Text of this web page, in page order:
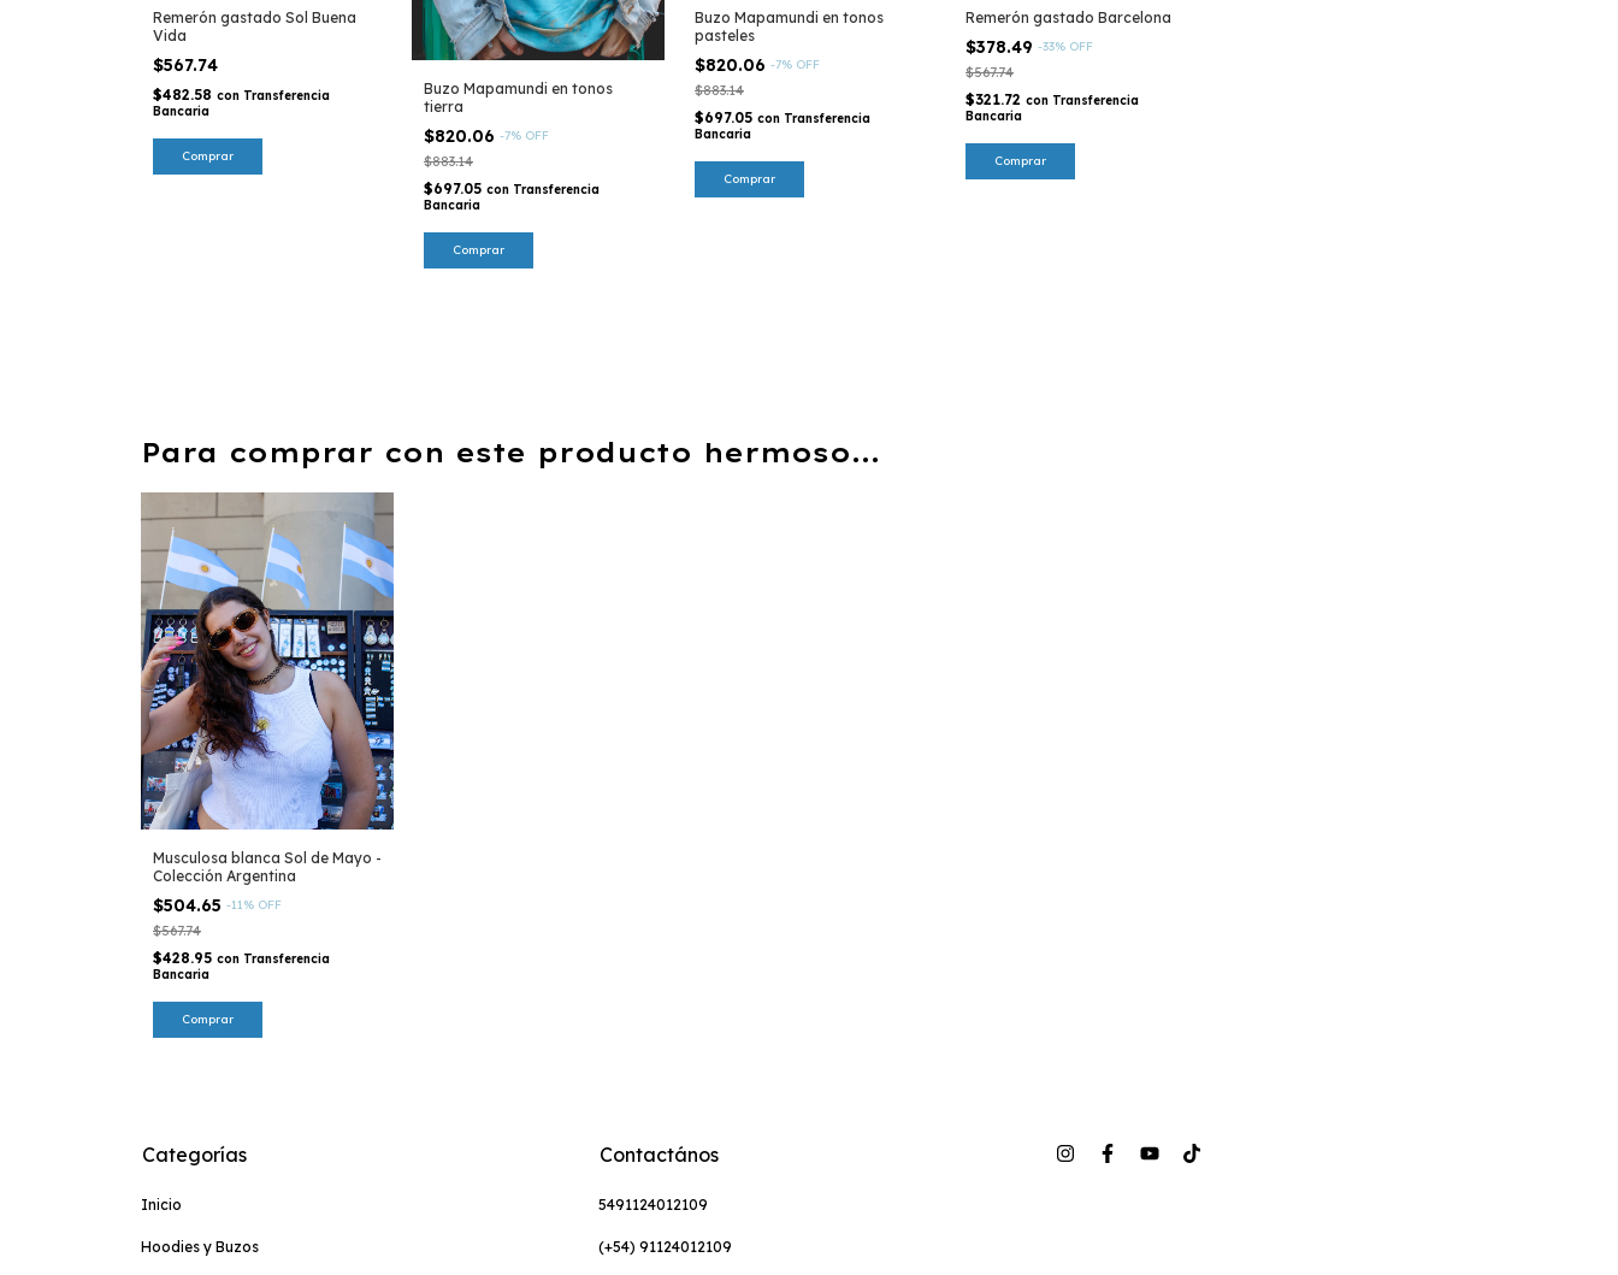
Remerón gastado Sol Buena
Vida
$567.74
$482.58 con Transferencia
Bancaria
Buzo Mapamundi en tonos
tierra
$820.06 -7% OFF
$883.14
$697.05 con Transferencia
Bancaria
Comprar
Buzo Mapamundi en tonos
pasteles
$820.06 -7% OFF
$883.14
$697.05 con Transferencia
Bancaria
Comprar
Remerón gastado Barcelona
$378.49 -33% OFF
$567.74
$321.72 con Transferencia
Bancaria
Para comprar con este producto hermoso...
Musculosa blanca Sol de Mayo -
Colección Argentina
$504.65 -11 % OFF
$567.74
$428.95 con Transferencia
Bancaria
Comprar
Categorías
Inicio
Hoodies y Buzos
Contactános
5491124012109
(+54) 91124012109